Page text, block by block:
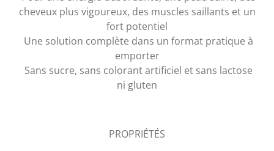
cheveux plus vigoureux, des muscles saillants et un
fort potentiel
Une solution complète dans un format pratique à
emporter
Sans sucre, sans colorant artificiel et sans lactose
ni gluten
PROPRIÉTÉS